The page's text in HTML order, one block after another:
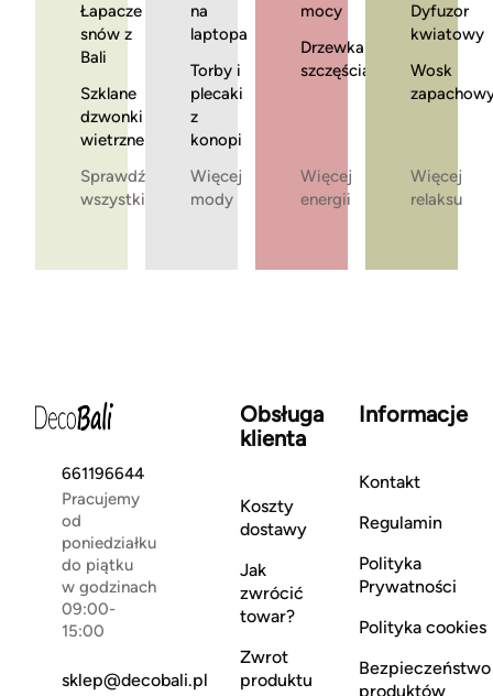
Łapacze
snów z
Bali
Szklane
dzwonki
wietrzne
Sprawdź
wszystkie
na
laptopa
Torby i
plecaki
z
konopi
Więcej
mody
mocy
Drzewka
szczęścia
Więcej
energii
Dyfuzor
kwiatowy
Wosk
Więcej
relaksu
661196644
Pracujemy
od
poniedziałku
do piątku
w godzinach
09:00-
15:00
sklep@decobali.pl
Obsługa
klienta
Koszty
dostawy
Jak
zwrócić
towar?
Zwrot
produktu
Informacje
Kontakt
Regulamin
Polityka
Prywatności
Polityka cookies
Bezpieczeństwo
produktów